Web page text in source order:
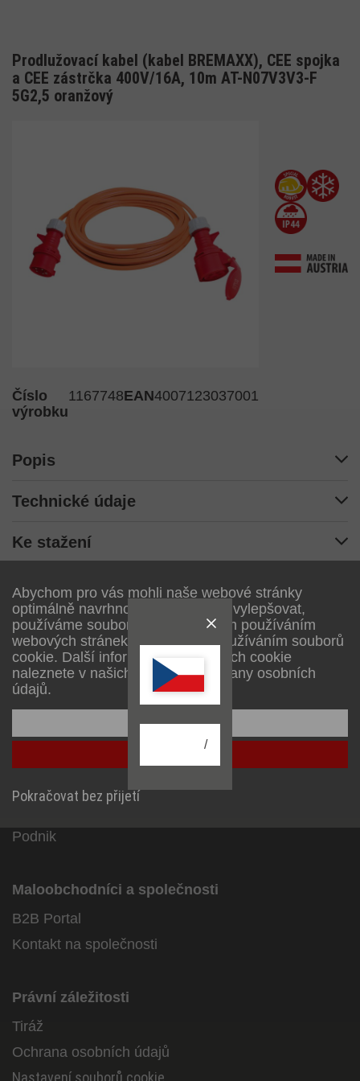
Abychom pro vás mohli naše webové stránky
optimálně navrhnout a neustále je vylepšovat,
používáme soubory cookie. Dalším používáním
webových stránek souhlasíte s používáním souborů
cookie. Další informace o souborech cookie
naleznete v našich zásadách ochrany osobních
údajů.
Konfigurace
Přijmout vše
Pokračovat bez přijetí
/
Prodlužovací kabel (kabel BREMAXX), CEE spojka
a CEE zástrčka 400V/16A, 10m AT-N07V3V3-F
5G2,5 oranžový
Číslo
výrobku
1167748EAN4007123037001
Popis
Technické údaje
Ke stažení
Technické změny a změny barevných variant vyhrazeny
Lectra Technik AG
Blegistrasse 13
6340 Baar/ZG
YoutubeLinkedin
Podnik
Maloobchodníci a společnosti
B2B Portal
Kontakt na společnosti
Právní záležitosti
Tiráž
Ochrana osobních údajů
Nastavení souborů cookie